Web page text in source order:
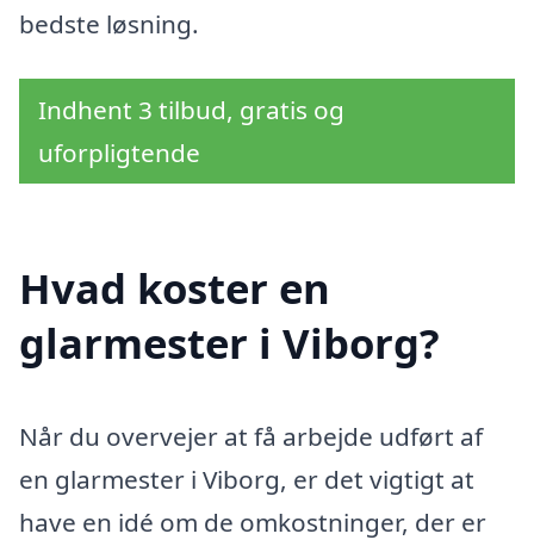
bedste løsning.
Indhent 3 tilbud, gratis og
uforpligtende
Hvad koster en
glarmester i Viborg?
Når du overvejer at få arbejde udført af
en glarmester i Viborg, er det vigtigt at
have en idé om de omkostninger, der er